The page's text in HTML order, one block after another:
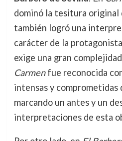
dominó la tesitura original
también logró una
carácter de la
exige una gran
Carmenfue reconocida
intensas y comprometidas
marcando un antes y un
interpretaciones de esta